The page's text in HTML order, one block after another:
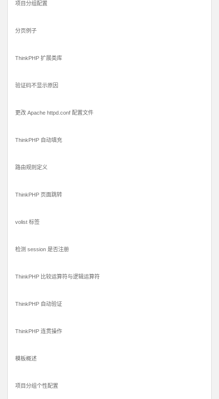
项目分组配置
分页例子
ThinkPHP 扩展类库
验证码不显示原因
更改 Apache httpd.conf 配置文件
ThinkPHP 自动填充
路由规则定义
ThinkPHP 页面跳转
volist 标签
检测 session 是否注册
ThinkPHP 比较运算符与逻辑运算符
ThinkPHP 自动验证
ThinkPHP 连贯操作
模板概述
项目分组个性配置